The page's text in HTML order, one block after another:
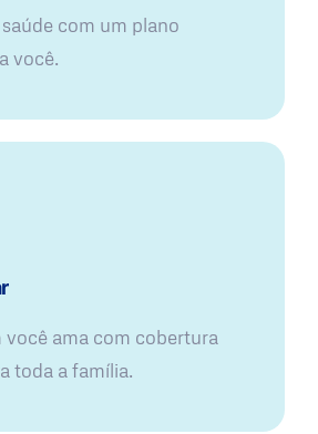
com um plano
você.
você ama com cobertura
toda a família.